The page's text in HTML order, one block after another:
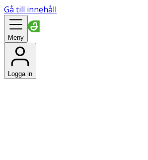
Gå till innehåll
Meny
Logga in